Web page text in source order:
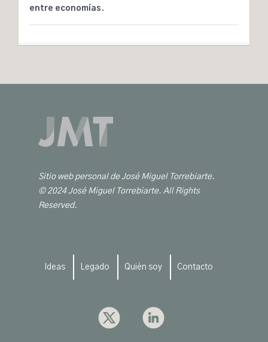
entre economías .
Sitio web personal de José Miguel Torrebiarte.
© 2024 José Miguel Torrebiarte. All Rights
Reserved.
Ideas Legado Quién soy Contacto